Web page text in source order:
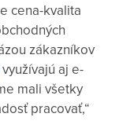
cena-kvalita
zákazníkov
využívajú aj e-
mali všetky
pracovať,“